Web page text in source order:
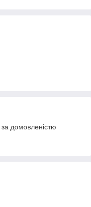
домовленістю